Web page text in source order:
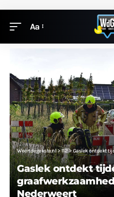
Aa
Weertdegekste.nl>112> Gaslek ontdekt
Gaslek ontdekt
Nederweert